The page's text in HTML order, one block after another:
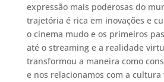
expressão mais poderosas do
trajetória é rica em inovações e
o cinema mudo e os primeiros
até o streaming e a realidade
transformou a maneira como
e nos relacionamos com a cultura